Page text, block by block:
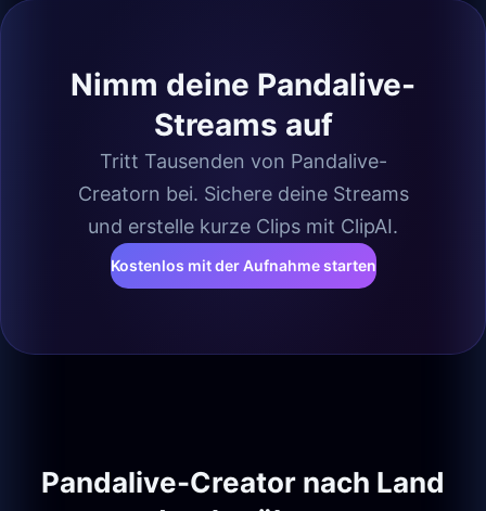
Nimm deine Pandalive-
Streams auf
Tritt Tausenden von Pandalive-
Creatorn bei. Sichere deine Streams
und erstelle kurze Clips mit ClipAI.
Kostenlos mit der Aufnahme starten
Pandalive-Creator nach Land